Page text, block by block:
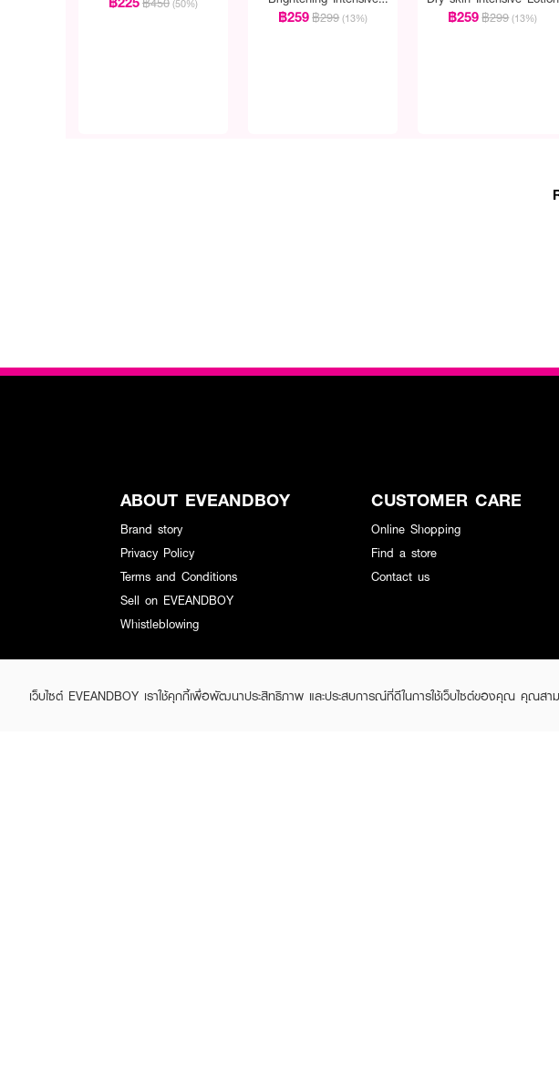
(50%)
Lotion
฿259฿299 (13%) ฿259฿299 (13%)
เว็บไซต์ EVEANDBOY เราใช้คุกกี้เพื่อพัฒนาประสิทธิภาพ และประสบการณ์ที่ดีในการใช้เว็บไซต์ของคุณ คุณสา
ABOUT EVEANDBOY
Brand story
Privacy Policy
Terms and Conditions
Sell on EVEANDBOY
Whistleblowing
CUSTOMER CARE
Online Shopping
Find a store
Contact us